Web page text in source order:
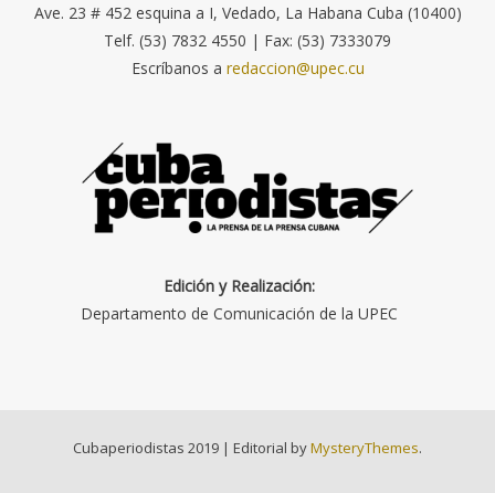
Ave. 23 # 452 esquina a I, Vedado, La Habana Cuba (10400)
Telf. (53) 7832 4550 | Fax: (53) 7333079
Escríbanos a redaccion@upec.cu
Edición y Realización:
Departamento de Comunicación de la UPEC
Cubaperiodistas 2019 | Editorial byMysteryThemes.